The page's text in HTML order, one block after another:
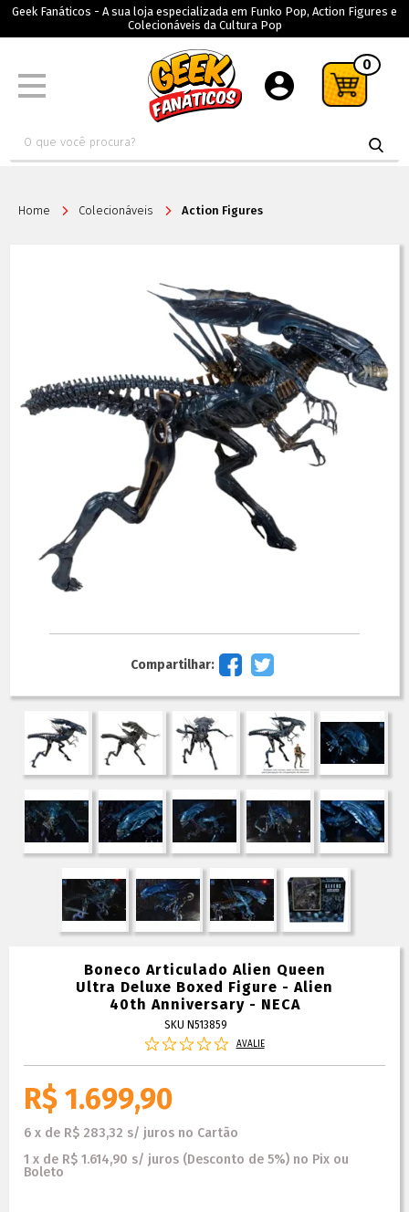
Geek Fanáticos - A sua loja especializada em Funko Pop, Action Figures e
Colecionáveis da Cultura Pop
0
Home Colecionáveis Action Figures
Compartilhar:
Boneco Articulado Alien Queen
Ultra Deluxe Boxed Figure - Alien
40th Anniversary - NECA
SKU N513859
AVALIE
R$ 1.699,90
6 x de R$ 283,32 s/ juros no Cartão
1 x de R$ 1.614,90 s/ juros (Desconto de 5%) no Pix ou
Boleto